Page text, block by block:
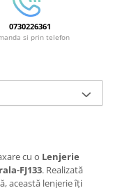
0730226361
si prin telefon
cu o Lenjerie
FJ133. Realizată
această lenjerie îți